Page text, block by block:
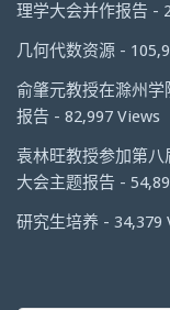
理学大会并作报告 -
几何代数资源 -
俞肇元教授在滁州学
报告 - 82,997 Views
袁林旺教授参加第
大会主题报告 -
研究生培养 - 34,379